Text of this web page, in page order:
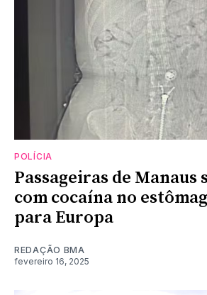
POLÍCIA
Passageiras de Manaus
com cocaína no
para Europa
REDAÇÃO BMA
fevereiro 16, 2025